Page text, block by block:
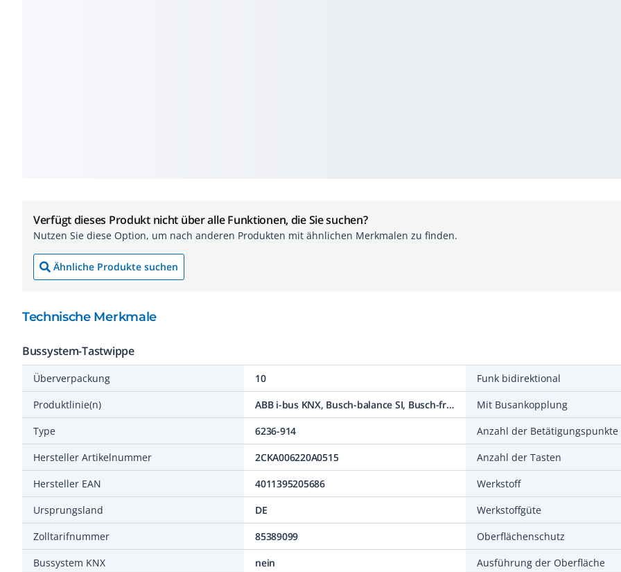
Verfügt dieses Produkt nicht über alle Funktionen, die Sie suchen?
Nutzen Sie diese Option, um nach anderen Produkten mit ähnlichen Merkmalen zu finden.
Ähnliche Produkte suchen
Technische Merkmale
Bussystem-Tastwippe
Überverpackung
10
Produktlinie(n)
ABB i-bus KNX, Busch-balance SI, Busch-free@home
Type
6236-914
Hersteller Artikelnummer
2CKA006220A0515
Hersteller EAN
4011395205686
Ursprungsland
DE
Zolltarifnummer
85389099
Bussystem KNX
nein
Funk bidirektional
Mit Busankopplung
Anzahl der Betätigungspunkte
Anzahl der Tasten
Werkstoff
Werkstoffgüte
Oberflächenschutz
Ausführung der Oberfläche